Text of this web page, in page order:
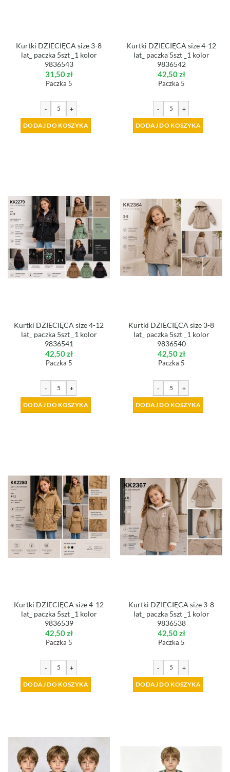
Kurtki DZIECIĘCA size 3-8
lat_ paczka 5szt _1 kolor
9836543
31,50zł
Paczka 5
- +
DODAJ DO KOSZYKA
Kurtki DZIECIĘCA size 4-12
lat_ paczka 5szt _1 kolor
9836542
42,50zł
Paczka 5
- +
DODAJ DO KOSZYKA
Kurtki DZIECIĘCA size 4-12
lat_ paczka 5szt _1 kolor
9836541
42,50zł
Paczka 5
- +
DODAJ DO KOSZYKA
Kurtki DZIECIĘCA size 3-8
lat_ paczka 5szt _1 kolor
9836540
42,50zł
Paczka 5
- +
DODAJ DO KOSZYKA
Kurtki DZIECIĘCA size 4-12
lat_ paczka 5szt _1 kolor
9836539
42,50zł
Paczka 5
- +
DODAJ DO KOSZYKA
Kurtki DZIECIĘCA size 3-8
lat_ paczka 5szt _1 kolor
9836538
42,50zł
Paczka 5
- +
DODAJ DO KOSZYKA